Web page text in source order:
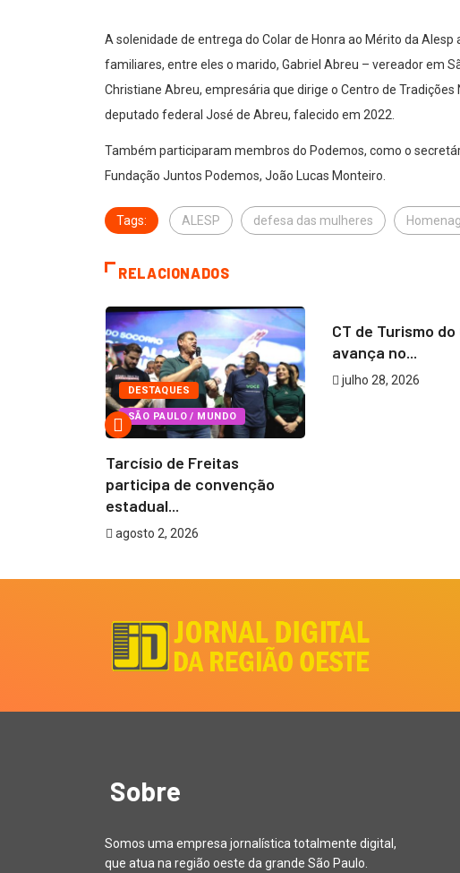
A solenidade de entrega do Colar de Honra ao Mérito da
familiares, entre eles o marido, Gabriel Abreu – vereador em
Christiane Abreu, empresária que dirige o Centro de
deputado federal José de Abreu, falecido em 2022.
Também participaram membros do Podemos, como o
Fundação Juntos Podemos, João Lucas Monteiro.
Tags: ALESP defesa das mulheres
RELACIONADOS
DESTAQUES
SÃO PAULO / MUNDO
Tarcísio de Freitas
participa de convenção
estadual...
agosto 2, 2026
CT de Turismo
avança no...
julho 28, 2026
Sobre
Somos uma empresa jornalística totalmente digital,
que atua na região oeste da grande São Paulo.